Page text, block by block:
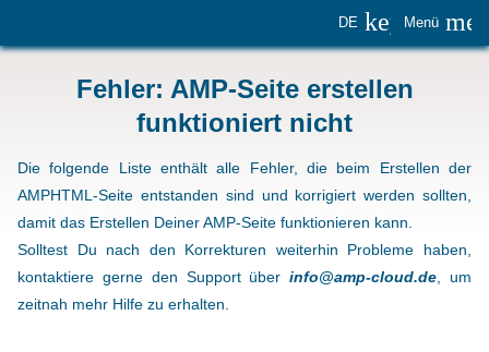
DE Menü
Fehler: AMP-Seite erstellen
funktioniert nicht
Die folgende Liste enthält alle Fehler, die beim Erstellen der
AMPHTML-Seite entstanden sind und korrigiert werden sollten,
damit das Erstellen Deiner AMP-Seite funktionieren kann.
Solltest Du nach den Korrekturen weiterhin Probleme haben,
kontaktiere gerne den Support überinfo@amp-cloud.de, um
zeitnah mehr Hilfe zu erhalten.